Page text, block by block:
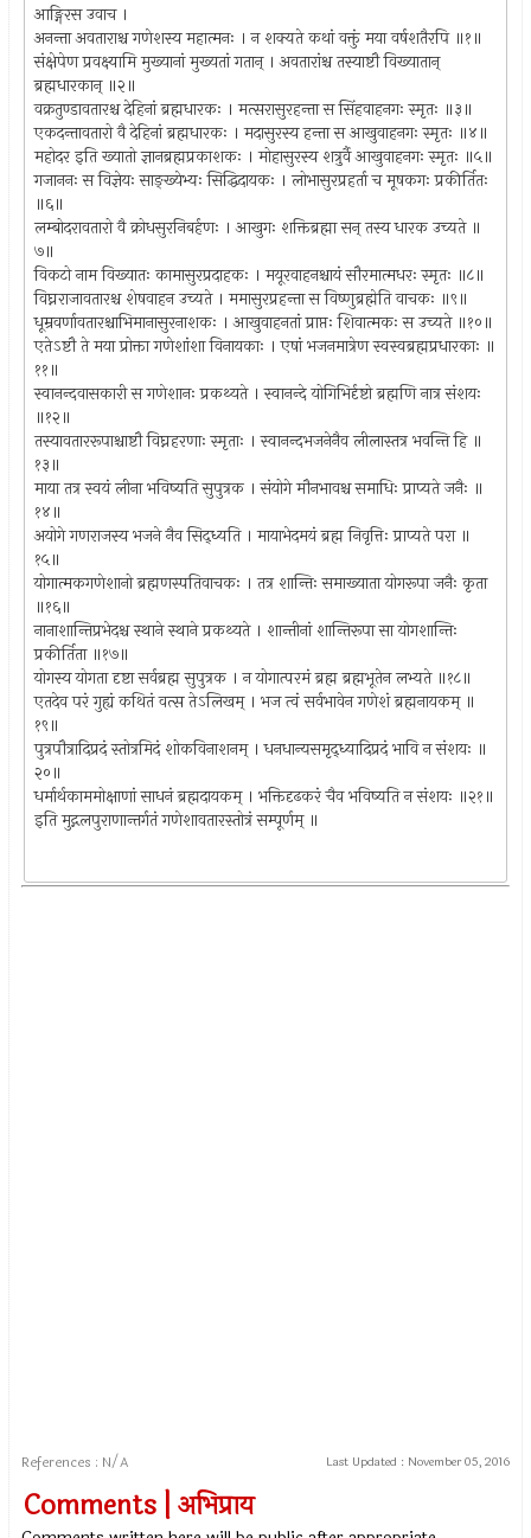
आङ्गिरस उवाच ।
अनन्ता अवताराश्च गणेशस्य महात्मनः । न शक्यते कथां वक्तुं मया वर्षशतैरपि ॥१॥
संक्षेपेण प्रवक्ष्यामि मुख्यानां मुख्यतां गतान् । अवतारांश्च तस्याष्टौ विख्यातान्
ब्रह्मधारकान् ॥२॥
वक्रतुण्डावतारश्च देहिनां ब्रह्मधारकः । मत्सरासुरहन्ता स सिंहवाहनगः स्मृतः ॥३॥
एकदन्तावतारो वै देहिनां ब्रह्मधारकः । मदासुरस्य हन्ता स आखुवाहनगः स्मृतः ॥४॥
महोदर इति ख्यातो ज्ञानब्रह्मप्रकाशकः । मोहासुरस्य शत्रुर्वै आखुवाहनगः स्मृतः ॥५॥
गजाननः स विज्ञेयः साङ्ख्येभ्यः सिद्धिदायकः । लोभासुरप्रहर्ता च मूषकगः प्रकीर्तितः
॥६॥
लम्बोदरावतारो वै क्रोधसुरनिबर्हणः । आखुगः शक्तिब्रह्मा सन् तस्य धारक उच्यते ॥
७॥
विकटो नाम विख्यातः कामासुरप्रदाहकः । मयूरवाहनश्चायं सौरमात्मधरः स्मृतः ॥८॥
विघ्नराजावतारश्च शेषवाहन उच्यते । ममासुरप्रहन्ता स विष्णुब्रह्मेति वाचकः ॥९॥
धूम्रवर्णावतारश्चाभिमानासुरनाशकः । आखुवाहनतां प्राप्तः शिवात्मकः स उच्यते ॥१०॥
एतेऽष्टौ ते मया प्रोक्ता गणेशांशा विनायकाः । एषां भजनमात्रेण स्वस्वब्रह्मप्रधारकाः ॥
११॥
स्वानन्दवासकारी स गणेशानः प्रकथ्यते । स्वानन्दे योगिभिर्दृष्टो ब्रह्मणि नात्र संशयः
॥१२॥
तस्यावताररूपाश्चाष्टौ विघ्नहरणाः स्मृताः । स्वानन्दभजनेनैव लीलास्तत्र भवन्ति हि ॥
१३॥
माया तत्र स्वयं लीना भविष्यति सुपुत्रक । संयोगे मौनभावश्च समाधिः प्राप्यते जनैः ॥
१४॥
अयोगे गणराजस्य भजने नैव सिद्ध्यति । मायाभेदमयं ब्रह्म निवृत्तिः प्राप्यते परा ॥
१५॥
योगात्मकगणेशानो ब्रह्मणस्पतिवाचकः । तत्र शान्तिः समाख्याता योगरूपा जनैः कृता
॥१६॥
नानाशान्तिप्रभेदश्च स्थाने स्थाने प्रकथ्यते । शान्तीनां शान्तिरूपा सा योगशान्तिः
प्रकीर्तिता ॥१७॥
योगस्य योगता दृष्टा सर्वब्रह्म सुपुत्रक । न योगात्परमं ब्रह्म ब्रह्मभूतेन लभ्यते ॥१८॥
एतदेव परं गुह्यं कथितं वत्स तेऽलिखम् । भज त्वं सर्वभावेन गणेशं ब्रह्मनायकम् ॥
१९॥
पुत्रपौत्रादिप्रदं स्तोत्रमिदं शोकविनाशनम् । धनधान्यसमृद्ध्यादिप्रदं भावि न संशयः ॥
२०॥
धर्मार्थकाममोक्षाणां साधनं ब्रह्मदायकम् । भक्तिदृढकरं चैव भविष्यति न संशयः ॥२१॥
इति मुद्गलपुराणान्तर्गतं गणेशावतारस्तोत्रं सम्पूर्णम् ॥
References : N/A Last Updated : November 05, 2016
Comments | अभिप्राय